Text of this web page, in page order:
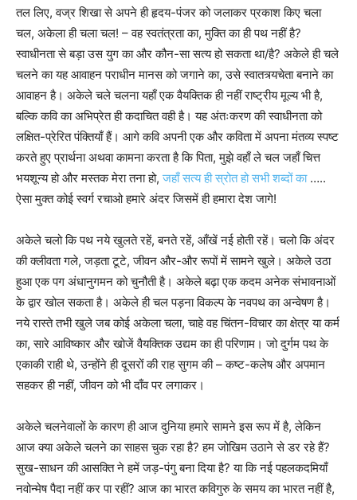
तल लिए, वज्र शिखा से अपने ही हृदय-पंजर को जलाकर प्रकाश किए चला
चल, अकेला ही चला चल! – वह स्वतंत्रता का, मुक्ति का ही पथ नहीं है?
स्वाधीनता से बड़ा उस युग का और कौन-सा सत्य हो सकता था/है? अकेले ही चले
चलने का यह आवाहन पराधीन मानस को जगाने का, उसे स्वातत्र्यचेता बनाने का
आवाहन है। अकेले चले चलना यहाँ एक वैयक्तिक ही नहीं राष्ट्रीय मूल्य भी है,
बल्कि कवि का अभिप्रेत ही कदाचित वही है। यह अंतःकरण की स्वाधीनता को
लक्षित-प्रेरित पंक्तियाँ हैं। आगे कवि अपनी एक और कविता में अपना मंतव्य स्पष्ट
करते हुए प्रार्थना अथवा कामना करता है कि पिता, मुझे वहाँ ले चल जहाँ चित्त
भयशून्य हो और मस्तक मेरा तना हो,जहाँ सत्य ही स्रोत हो सभी शब्दों का…..
ऐसा मुक्त कोई स्वर्ग रचाओ हमारे अंदर जिसमें ही हमारा देश जागे!
अकेले चलो कि पथ नये खुलते रहें, बनते रहें, आँखें नई होती रहें। चलो कि अंदर
की क्लीवता गले, जड़ता टूटे, जीवन और-और रूपों में सामने खुले। अकेले उठा
हुआ एक पग अंधानुगमन को चुनौती है। अकेले बढ़ा एक कदम अनेक संभावनाओं
के द्वार खोल सकता है। अकेले ही चल पड़ना विकल्प के नवपथ का अन्वेषण है।
नये रास्ते तभी खुले जब कोई अकेला चला, चाहे वह चिंतन-विचार का क्षेत्र या कर्म
का, सारे आविष्कार और खोजें वैयक्तिक उद्यम का ही परिणाम। जो दुर्गम पथ के
एकाकी राही थे, उन्होंने ही दूसरों की राह सुगम की – कष्ट-कलेष और अपमान
सहकर ही नहीं, जीवन को भी दाँव पर लगाकर।
अकेले चलनेवालों के कारण ही आज दुनिया हमारे सामने इस रूप में है, लेकिन
आज क्या अकेले चलने का साहस चुक रहा है? हम जोखिम उठाने से डर रहे हैं?
सुख-साधन की आसक्ति ने हमें जड़-पंगु बना दिया है? या कि नई पहलकदमियाँ
नवोन्मेष पैदा नहीं कर पा रहीं? आज का भारत कविगुरु के समय का भारत नहीं है,